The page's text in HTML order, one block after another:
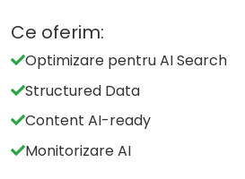
Ce oferim:
Optimizare pentru AI Search
Structured Data
Content AI-ready
Monitorizare AI